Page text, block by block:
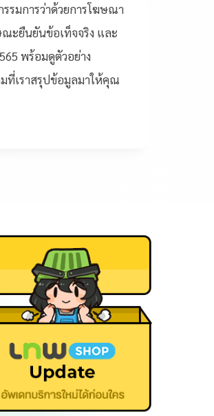
มการว่าด้วยการโฆษณา
ะยืนยันข้อเท็จจริง และ
พร้อมดูตัวอย่าง
ที่เราสรุปข้อมูลมาให้คุณ